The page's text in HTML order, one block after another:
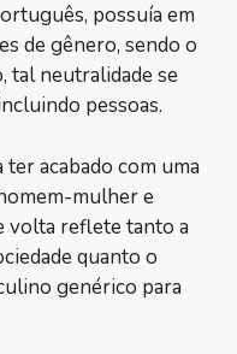
possuía em
de gênero, sendo o
tal neutralidade se
pessoas.
acabado com uma
mulher e
volta reflete tanto a
quanto o
genérico para